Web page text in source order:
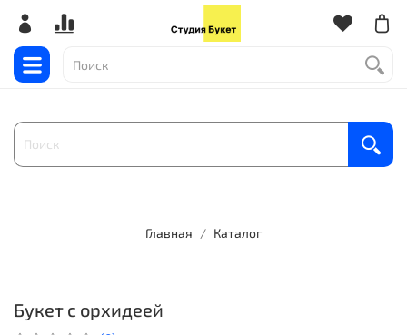
Главная Каталог
Букет с орхидеей